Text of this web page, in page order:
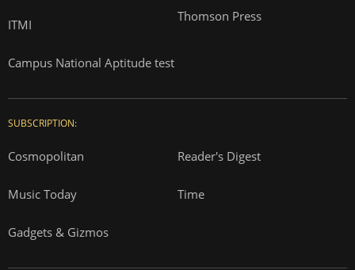
ITMI
Campus National Aptitude test
Thomson Press
SUBSCRIPTION:
Cosmopolitan Reader's Digest
Music Today Time
Gadgets & Gizmos